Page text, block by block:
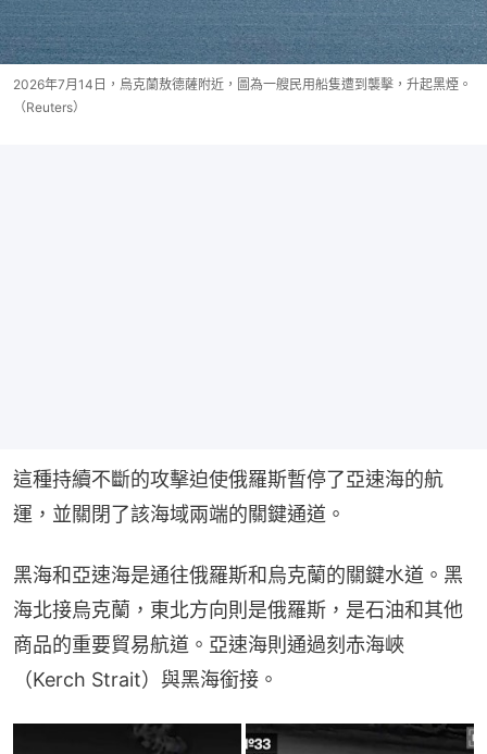
2026年7月14日，烏克蘭敖德薩附近，圖為一艘民用船隻遭到襲擊，升起黑煙。
（Reuters）
這種持續不斷的攻擊迫使俄羅斯暫停了亞速海的航
運，並關閉了該海域兩端的關鍵通道。
黑海和亞速海是通往俄羅斯和烏克蘭的關鍵水道。黑
海北接烏克蘭，東北方向則是俄羅斯，是石油和其他
商品的重要貿易航道。亞速海則通過刻赤海峽
（Kerch Strait）與黑海銜接。